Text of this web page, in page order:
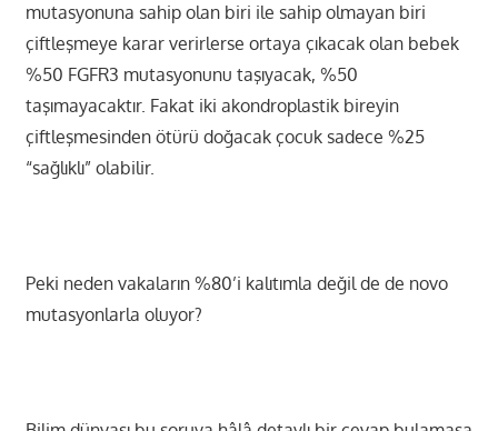
mutasyonuna sahip olan biri ile sahip olmayan biri
çiftleşmeye karar verirlerse ortaya çıkacak olan bebek
%50 FGFR3 mutasyonunu taşıyacak, %50
taşımayacaktır. Fakat iki akondroplastik bireyin
çiftleşmesinden ötürü doğacak çocuk sadece %25
“sağlıklı” olabilir.
Peki neden vakaların %80’i kalıtımla değil de de novo
mutasyonlarla oluyor?